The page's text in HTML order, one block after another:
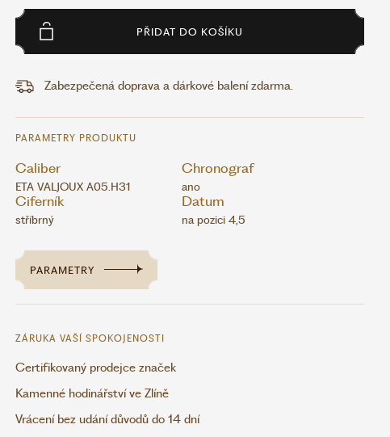
PŘIDAT DO KOŠÍKU
Zabezpečená doprava a dárkové balení zdarma.
PARAMETRY PRODUKTU
Caliber
ETA VALJOUX A05.H31
Chronograf
ano
Ciferník
stříbrný
Datum
na pozici 4,5
PARAMETRY
ZÁRUKA VAŠÍ SPOKOJENOSTI
Certifikovaný prodejce značek
Kamenné hodinářství ve Zlíně
Vrácení bez udání důvodů do 14 dní